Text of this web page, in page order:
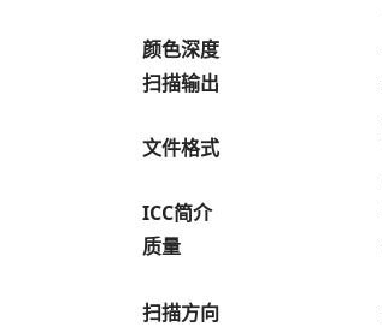
颜色深度
扫描输出
文件格式
ICC简介
质量
扫描方向